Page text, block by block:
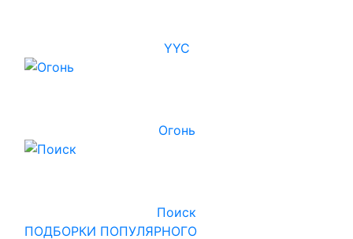
YYC
Огонь
Поиск
ПОДБОРКИ ПОПУЛЯРНОГО